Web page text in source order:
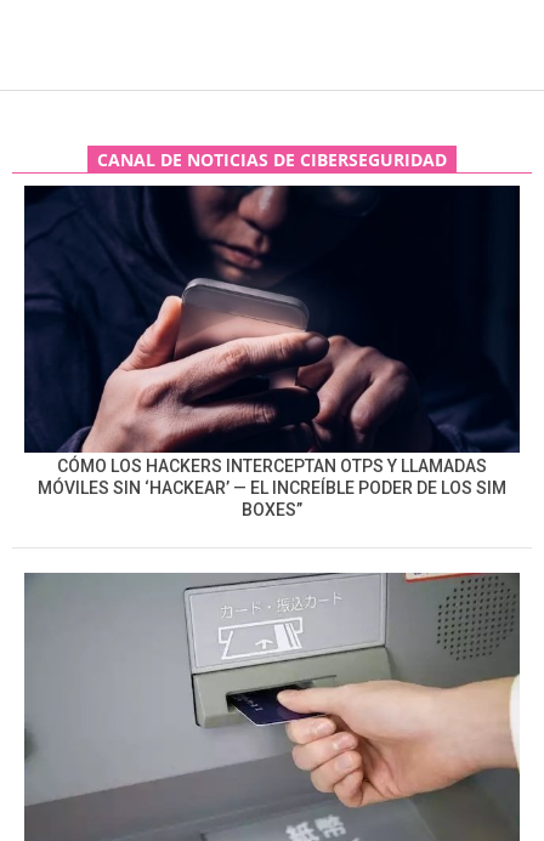
CANAL DE NOTICIAS DE CIBERSEGURIDAD
CÓMO LOS HACKERS INTERCEPTAN OTPS Y LLAMADAS
MÓVILES SIN ‘HACKEAR’ — EL INCREÍBLE PODER DE LOS SIM
BOXES”